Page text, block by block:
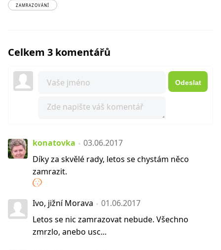
ZAMRAZOVÁNÍ
Celkem 3 komentářů
Odeslat
konatovka
03.06.2017
Díky za skvělé rady, letos se chystám něco
zamrazit.
Ivo, jižní Morava
01.06.2017
Letos se nic zamrazovat nebude. Všechno
zmrzlo, anebo usc...